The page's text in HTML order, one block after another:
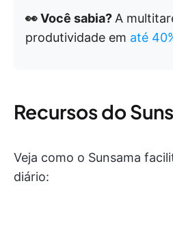
👀 Você sabia? A
produtividade em até
Recursos do
Veja como o Sunsama
diário: